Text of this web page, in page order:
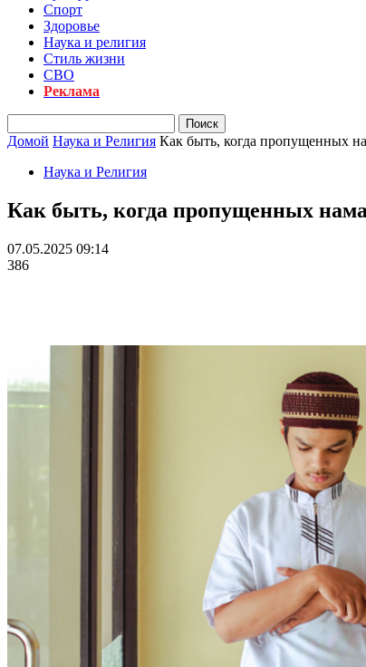
Спорт
Здоровье
Наука и религия
Стиль жизни
СВО
Реклама
Домой Наука и Религия Как быть, когда пропущенных
Наука и Религия
Как быть, когда пропущенных
07.05.2025 09:14
386